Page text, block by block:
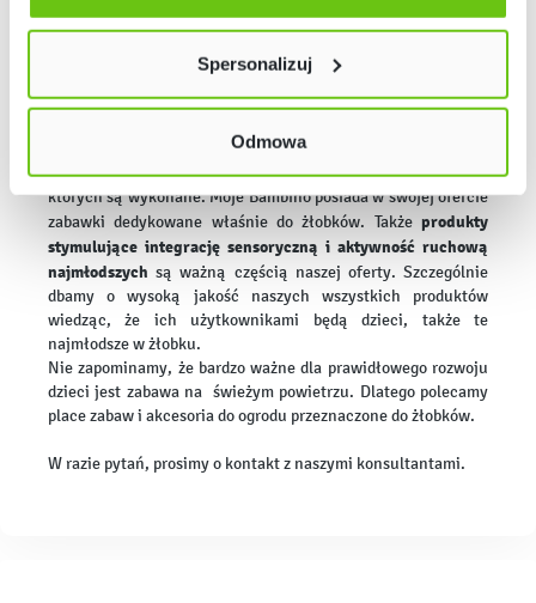
Twój wybór możesz zmienić przez kliknięcie przycisku w
Polityce prywatności
Spersonalizuj
Odmowa
dzięki którym Państwa placówka stanie się miejscem
uwielbianym przez dzieci i ich rodziców.
Całość naszej oferty uzupełniają:
łóżeczka, pościele,
przewijaki, krzesełka do karmienia, a także zabezpieczenia
przeznaczone dla najmniejszych dzieci wymagają
specjalnych certyfikatów i wysokiej jakości materiałów, z
których są wykonane. Moje Bambino posiada w swojej ofercie
zabawki dedykowane właśnie do żłobków. Także produkty
stymulujące integrację sensoryczną i aktywność ruchową
najmłodszych są ważną częścią naszej oferty. Szczególnie
dbamy o wysoką jakość naszych wszystkich produktów
wiedząc, że ich użytkownikami będą dzieci, także te
najmłodsze w żłobku.
Nie zapominamy, że bardzo ważne dla prawidłowego rozwoju
dzieci jest zabawa na świeżym powietrzu. Dlatego polecamy
place zabaw i akcesoria do ogrodu przeznaczone do żłobków.
W razie pytań, prosimy o kontakt z naszymi konsultantami.